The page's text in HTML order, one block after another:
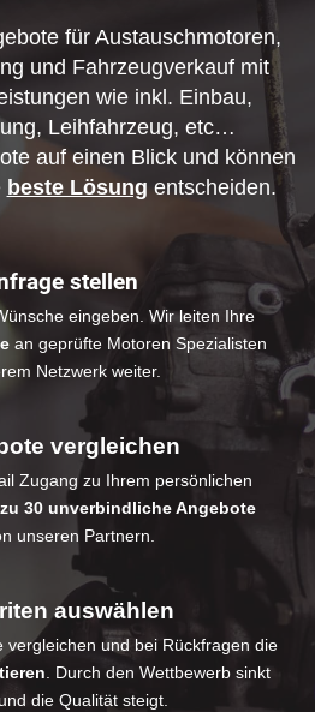
für Austauschmotoren,
und Fahrzeugverkauf mit
wie inkl. Einbau,
Leihfahrzeug, etc…
auf einen Blick und können
beste Lösungentscheiden.
stellen
eingeben. Wir leiten Ihre
an geprüfte Motoren Spezialisten
Netzwerk weiter.
vergleichen
Zugang zu Ihrem persönlichen
30 unverbindliche Angebote
unseren Partnern.
auswählen
vergleichen und bei Rückfragen die
. Durch den Wettbewerb sinkt
die Qualität steigt.